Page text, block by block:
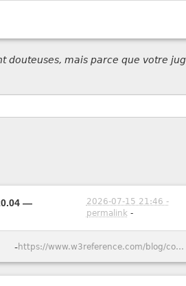
douteuses, mais parce que votre
—
2026-07-15 21:46 -
permalink-
- https://www.w3reference.com/blog/comment-cr-er-un-certificat-ssl-auto-sign-pour-apache-dans-ubuntu-20-04/